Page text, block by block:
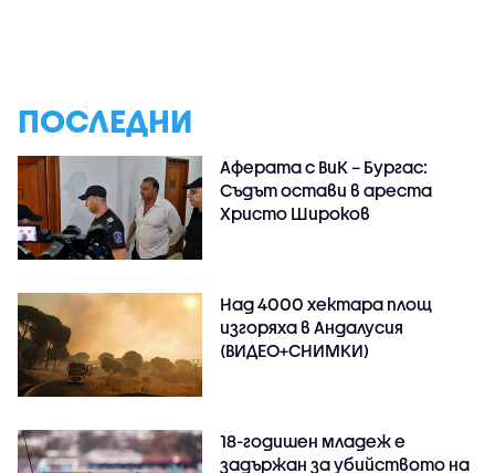
ПОСЛЕДНИ
Аферата с ВиК – Бургас:
Съдът остави в ареста
Христо Широков
Над 4000 хектара площ
изгоряха в Андалусия
(ВИДЕО+СНИМКИ)
18-годишен младеж е
задържан за убийството на